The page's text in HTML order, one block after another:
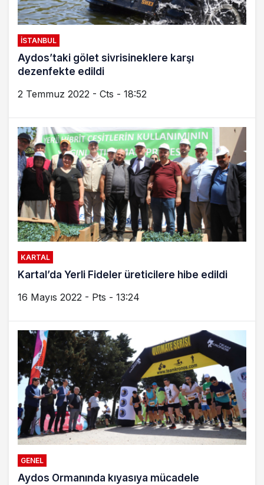
İSTANBUL
Aydos’taki gölet sivrisineklere karşı
dezenfekte edildi
2 Temmuz 2022 - Cts - 18:52
KARTAL
Kartal’da Yerli Fideler üreticilere hibe edildi
16 Mayıs 2022 - Pts - 13:24
GENEL
Aydos Ormanında kıyasıya mücadele